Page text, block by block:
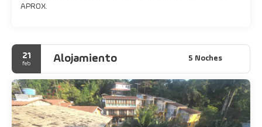
APROX.
21
feb Alojamiento 5 Noches